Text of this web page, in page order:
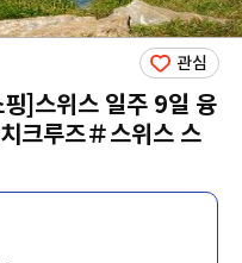
]스위스 일주 9일 융
크루즈＃스위스 스
관심